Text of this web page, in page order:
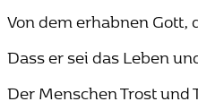
Von dem erhabnen
Dass er sei das Leben
Der Menschen Trost und